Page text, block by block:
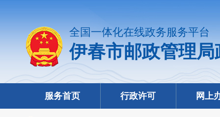
全国一体化在线政务服务平台
伊春市邮政管理
服务首页 行政许可 网上